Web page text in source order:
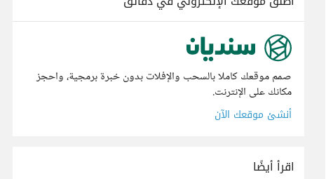
صمم موقعك كاملا بالسحب والإفلات بدون خبرة برمجية، واحجز
مكانك على الإنترنت.
أنشئ موقعك الآن
اقرأ أيضًا